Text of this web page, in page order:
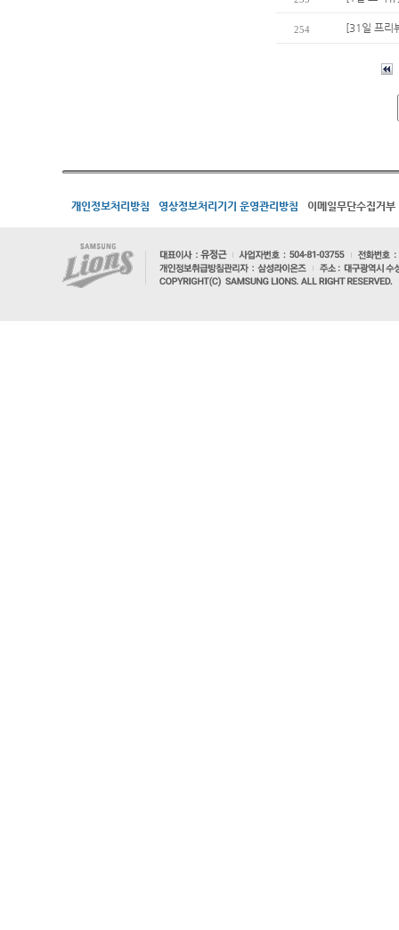
254 [31일 프리
개인정보처리방침 영상정보처리기기 운영관리방침 이메일무단수집거부